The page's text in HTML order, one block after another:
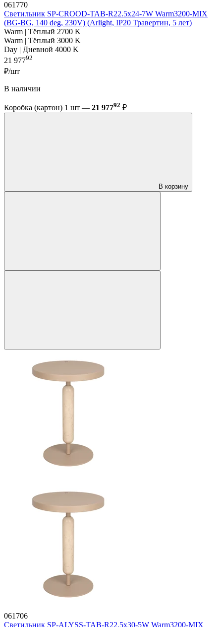
061770
Светильник SP-CROOD-TAB-R22.5x24-7W Warm3200-MIX
(BG-BG, 140 deg, 230V) (Arlight, IP20 Травертин, 5 лет)
Warm | Тёплый 2700 K
Warm | Тёплый 3000 K
Day | Дневной 4000 K
21 97792
₽/шт
В наличии
Коробка (картон) 1 шт — 21 97792 ₽
В корзину
061706
Светильник SP-ALYSS-TAB-R22.5x30-5W Warm3200-MIX